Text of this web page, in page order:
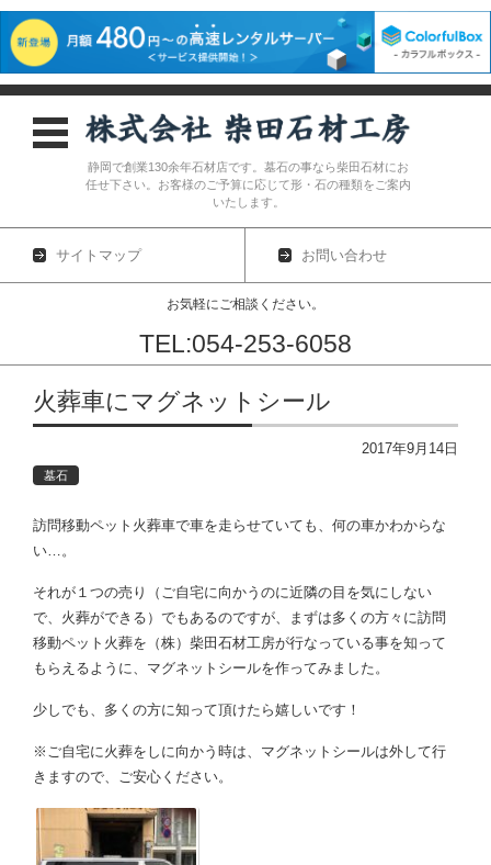
静岡で創業130余年石材店です。墓石の事なら柴田石材にお
任せ下さい。お客様のご予算に応じて形・石の種類をご案内
いたします。
サイトマップ お問い合わせ
お気軽にご相談ください。
TEL:054-253-6058
コンテンツに移動
火葬車にマグネットシール
2017年9月14日
墓石
訪問移動ペット火葬車で車を走らせていても、何の車かわからな
い…。
それが１つの売り（ご自宅に向かうのに近隣の目を気にしない
で、火葬ができる）でもあるのですが、まずは多くの方々に訪問
移動ペット火葬を（株）柴田石材工房が行なっている事を知って
もらえるように、マグネットシールを作ってみました。
少しでも、多くの方に知って頂けたら嬉しいです！
※ご自宅に火葬をしに向かう時は、マグネットシールは外して行
きますので、ご安心ください。